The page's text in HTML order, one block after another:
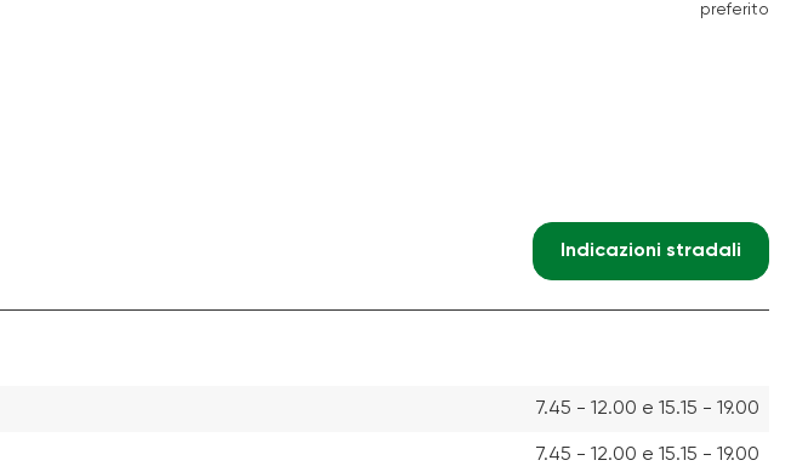
preferito
Indicazioni stradali
7.45 - 12.00 e 15.15 - 19.00
7.45 - 12.00 e 15.15 - 19.00